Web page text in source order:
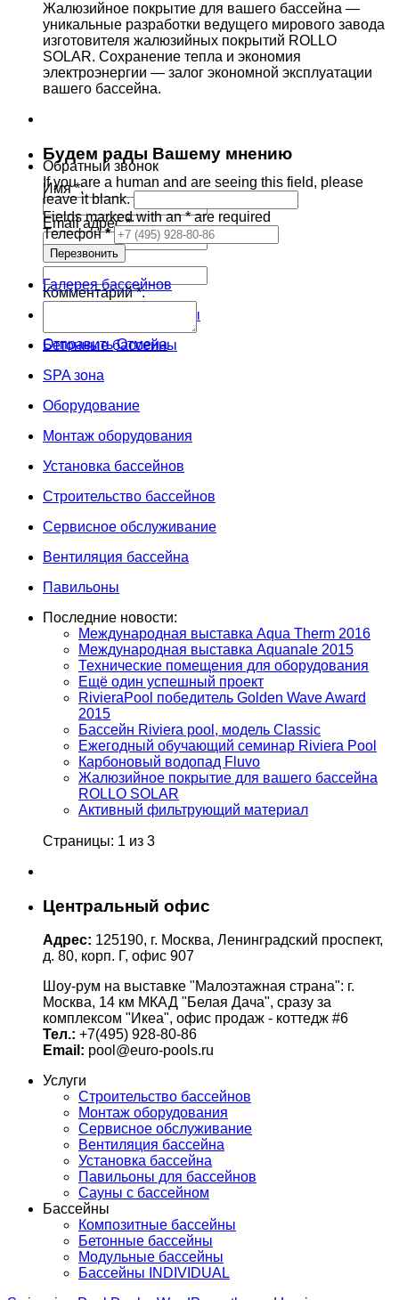
Жалюзийное покрытие для вашего бассейна —
уникальные разработки ведущего мирового завода
изготовителя жалюзийных покрытий ROLLO
SOLAR. Сохранение тепла и экономия
электроэнергии — залог экономной эксплуатации
вашего бассейна.
Будем рады Вашему мнению
Имя *:
Email адрес *:
Сайт:
Комментарий *:
Отправить Отмена
Обратный звонок
If you are a human and are seeing this field, please
leave it blank.
Fields marked with an*are required
Телефон*
Галерея бассейнов
Композитные бассейны
Бетонные бассейны
SPA зона
Оборудование
Монтаж оборудования
Установка бассейнов
Строительство бассейнов
Сервисное обслуживание
Вентиляция бассейна
Павильоны
Последние новости:
Международная выставка Aqua Therm 2016
Международная выставка Aquanale 2015
Технические помещения для оборудования
Ещё один успешный проект
RivieraPool победитель Golden Wave Award
2015
Бассейн Riviera pool, модель Classic
Ежегодный обучающий семинар Riviera Pool
Карбоновый водопад Fluvo
Жалюзийное покрытие для вашего бассейна
ROLLO SOLAR
Активный фильтрующий материал
Страницы: 1 из 3
Центральный офис
Адрес: 125190, г. Москва, Ленинградский проспект,
д. 80, корп. Г, офис 907
Шоу-рум на выставке "Малоэтажная страна": г.
Москва, 14 км МКАД "Белая Дача", сразу за
комплексом "Икеа", офис продаж - коттедж #6
Тел.: +7(495) 928-80-86
Email: pool@euro-pools.ru
Услуги
Строительство бассейнов
Монтаж оборудования
Сервисное обслуживание
Вентиляция бассейна
Установка бассейна
Павильоны для бассейнов
Сауны с бассейном
Бассейны
Композитные бассейны
Бетонные бассейны
Модульные бассейны
Бассейны INDIVIDUAL